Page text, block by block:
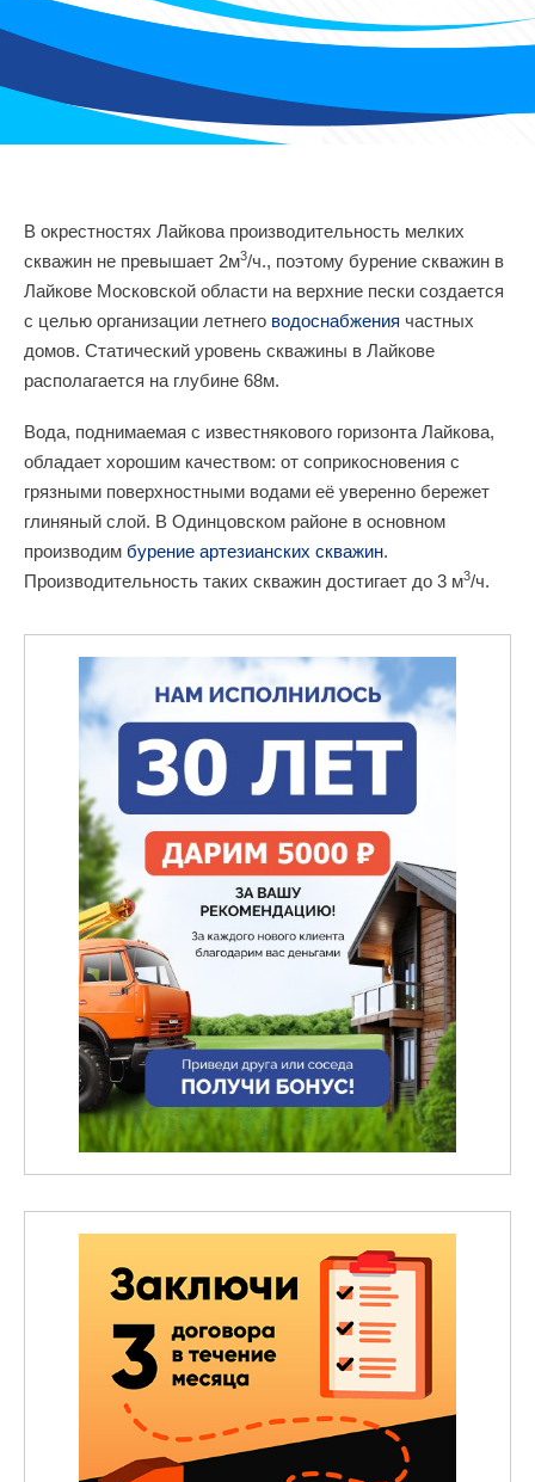
В окрестностях Лайкова производительность мелких
скважин не превышает 2м3/ч., поэтому бурение скважин в
Лайкове Московской области на верхние пески создается
с целью организации летнего водоснабжения частных
домов. Статический уровень скважины в Лайкове
располагается на глубине 68м.
Вода, поднимаемая с известнякового горизонта Лайкова,
обладает хорошим качеством: от соприкосновения с
грязными поверхностными водами её уверенно бережет
глиняный слой. В Одинцовском районе в основном
производим бурение артезианских скважин.
Производительность таких скважин достигает до 3 м3/ч.